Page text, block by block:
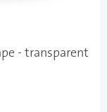
- transparent